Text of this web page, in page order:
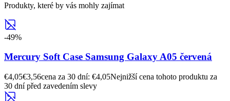
Produkty, které by vás mohly zajímat
-49%
Mercury Soft Case Samsung Galaxy A05 červená
€4,05€3,56cena za 30 dní: €4,05Nejnižší cena tohoto produktu za
30 dní před zavedením slevy